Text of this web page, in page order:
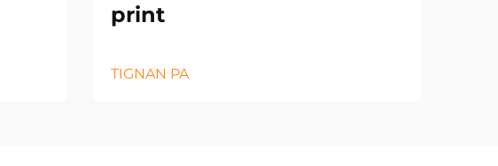
print
TIGNAN PA